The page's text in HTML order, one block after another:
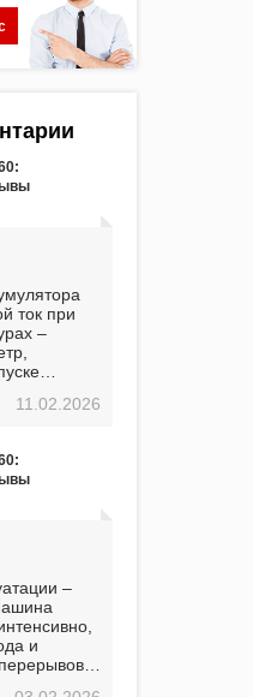
ток при
–
но в
от
с
11.02.2026
–
и